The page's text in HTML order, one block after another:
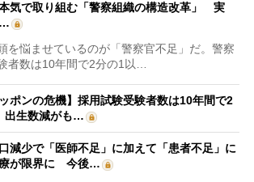
気で取り組む「警察組織の構造改革」 実
を悩ませているのが「警察官不足」だ。警察
者数は10年間で2分の1以…
ポンの危機】採用試験受験者数は10年間で2
生数減がも…
減少で「医師不足」に加えて「患者不足」に
療が限界に 今後…